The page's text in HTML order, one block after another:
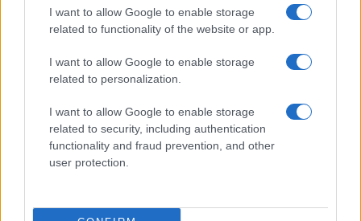
I want to allow Google to enable storage
related to functionality of the website or app.
I want to allow Google to enable storage
related to personalization.
I want to allow Google to enable storage
related to security, including authentication
functionality and fraud prevention, and other
user protection.
CULTURA